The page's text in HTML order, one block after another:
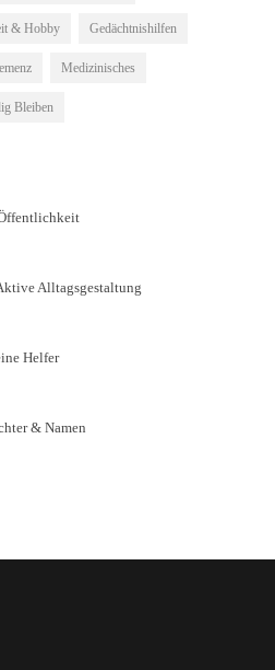
& Hobby Gedächtnishilfen
Medizinisches
Bleiben
Alltagsgestaltung
Helfer
& Namen